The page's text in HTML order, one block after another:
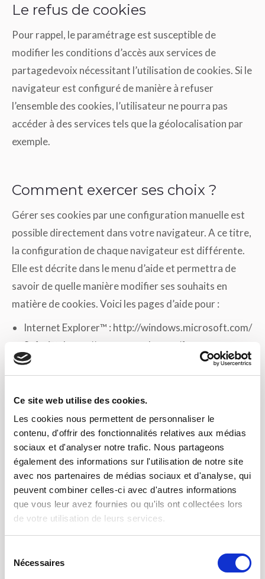
Ce site web utilise des cookies.
Les cookies nous permettent de personnaliser le
contenu, d'offrir des fonctionnalités relatives aux médias
sociaux et d'analyser notre trafic. Nous partageons
également des informations sur l'utilisation de notre site
avec nos partenaires de médias sociaux et d'analyse, qui
peuvent combiner celles-ci avec d'autres informations
que vous leur avez fournies ou qu'ils ont collectées lors
de votre utilisation de leurs services.
Nécessaires
Le refus de cookies
Pour rappel, le paramétrage est susceptible de
modifier les conditions d’accès aux services de
partagedevoix nécessitant l’utilisation de cookies. Si le
navigateur est configuré de manière à refuser
l’ensemble des cookies, l’utilisateur ne pourra pas
accéder à des services tels que la géolocalisation par
exemple.
Comment exercer ses choix ?
Gérer ses cookies par une configuration manuelle est
possible directement dans votre navigateur. A ce titre,
la configuration de chaque navigateur est différente.
Elle est décrite dans le menu d’aide et permettra de
savoir de quelle manière modifier ses souhaits en
matière de cookies. Voici les pages d’aide pour :
Internet Explorer™ : http://windows.microsoft.com/
Safari™ : https://support.apple.com/fr-
fr/HT201265
Firefox™ : https://support.mozilla.org/fr/
Opera™ : http://help.opera.com/
Vous pouvez utiliser les options de divers services
tiers pour maîtriser les informations que vous leur
Facebook : https://www.facebook.com/help/
AT Internet/Xiti (Mesure d’audience) :
http://www.xiti.com/
Google : https://support.google.com/